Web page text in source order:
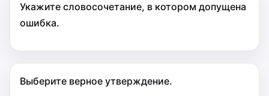
Укажите словосочетание, в котором допущена
ошибка.
Выберите верное утверждение.